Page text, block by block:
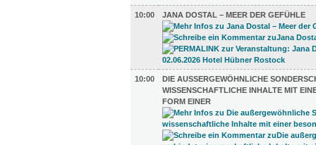
10:00 JANA DOSTAL – MEER DER GEFÜHLE
10:00
DIE AUSSERGEWÖHNLICHE
ISSENSCHAFTLICHE INHALTE MIT
ORM EINER